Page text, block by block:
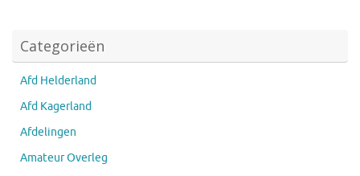
Categorieën
Afd Helderland
Afd Kagerland
Afdelingen
Amateur Overleg